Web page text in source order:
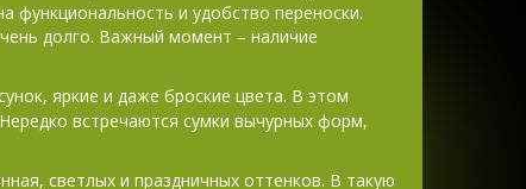
функциональность и удобство переноски.
долго. Важный момент – наличие
яркие и даже броские цвета. В этом
встречаются сумки вычурных форм,
светлых и праздничных оттенков. В такую